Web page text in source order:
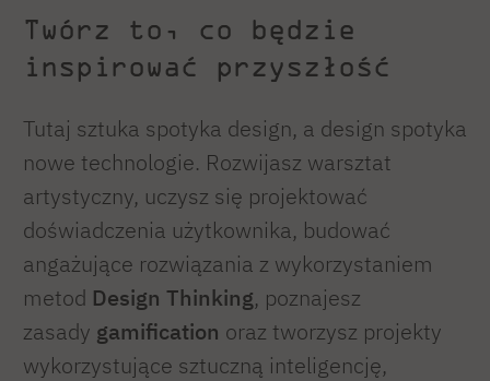
Twórz to, co będzie
inspirować przyszłość
Tutaj sztuka spotyka design, a design spotyka
nowe technologie. Rozwijasz warsztat
artystyczny, uczysz się projektować
doświadczenia użytkownika, budować
angażujące rozwiązania z wykorzystaniem
metod Design Thinking, poznajesz
zasady gamification oraz tworzysz projekty
wykorzystujące sztuczną inteligencję,